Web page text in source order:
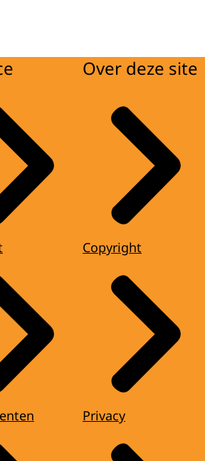
Over deze site
Copyright
Privacy